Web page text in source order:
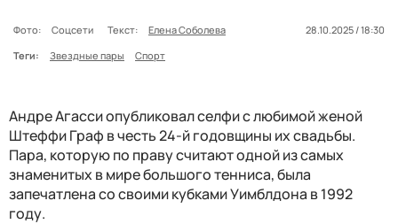
Фото: Соцсети Текст: Елена Соболева
28.10.2025 / 18:30
Теги:
Звездные пары Спорт
Андре Агасси опубликовал селфи с любимой женой
Штеффи Граф в честь 24-й годовщины их свадьбы.
Пара, которую по праву считают одной из самых
знаменитых в мире большого тенниса, была
запечатлена со своими кубками Уимблдона в 1992
году.